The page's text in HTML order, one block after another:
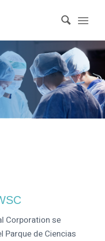
Corporation se
Parque de Ciencias